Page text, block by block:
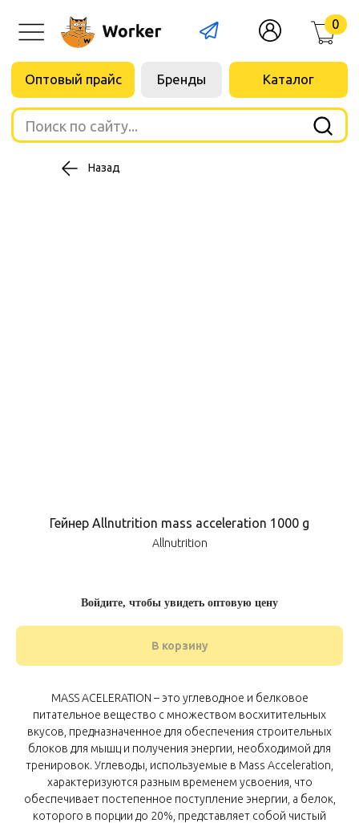
Поиск по сайту...
Назад
Гейнер Allnutrition mass acceleration 1000 g
Allnutrition
Войдите, чтобы увидеть оптовую цену
В корзину
MASS ACELERATION – это углеводное и белковое
питательное вещество с множеством восхитительных
вкусов, предназначенное для обеспечения строительных
блоков для мышц и получения энергии, необходимой для
тренировок. Углеводы, используемые в Mass Acceleration,
характеризуются разным временем усвоения, что
обеспечивает постепенное поступление энергии, а белок,
которого в порции до 20%, представляет собой чистый